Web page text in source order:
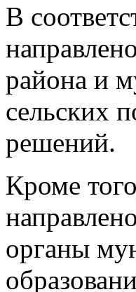
В
района и
сельских
решений.
Кроме
органы